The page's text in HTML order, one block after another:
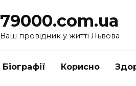
79000.com.ua
Ваш провідник у житті Львова
Біографії Корисно